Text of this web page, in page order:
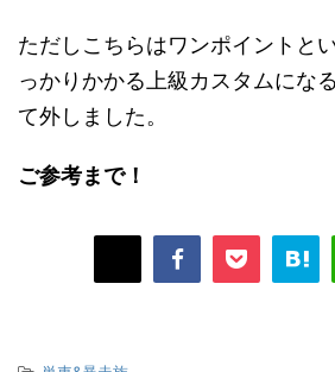
ただしこちらはワンポイントと
っかりかかる上級カスタムにな
て外しました。
ご参考まで！